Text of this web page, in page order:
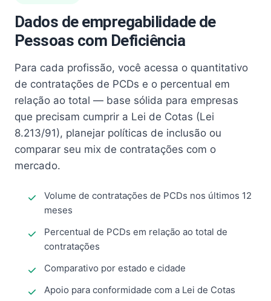
Dados de empregabilidade de
Pessoas com Deficiência
Para cada profissão, você acessa o quantitativo
de contratações de PCDs e o percentual em
relação ao total — base sólida para empresas
que precisam cumprir a Lei de Cotas (Lei
8.213/91), planejar políticas de inclusão ou
comparar seu mix de contratações com o
mercado.
Volume de contratações de PCDs nos últimos 12
meses
Percentual de PCDs em relação ao total de
contratações
Comparativo por estado e cidade
Apoio para conformidade com a Lei de Cotas